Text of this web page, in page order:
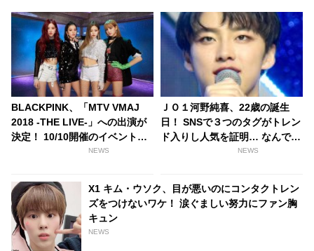
BLACKPINK、「MTV VMAJ
2018 -THE LIVE-」への出演が
決定！ 10/10開催のイベントの
NEWS
ＪＯ１河野純喜、22歳の誕生
日！ SNSで３つのタグがトレン
ド入りし人気を証明… なんでそ
んなに人気なの？ 過去の動画か
“顔良し歌良し性格良し”の完璧
イケメン“純喜”に日本が夢中…
NEWS
X1 キム・ウソク、目が悪いのにコンタクトレン
ズをつけないワケ！ 涙ぐましい努力にファン胸
キュン
NEWS